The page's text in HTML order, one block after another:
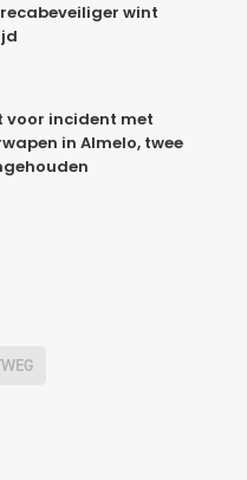
wint
voor incident met
in Almelo, twee